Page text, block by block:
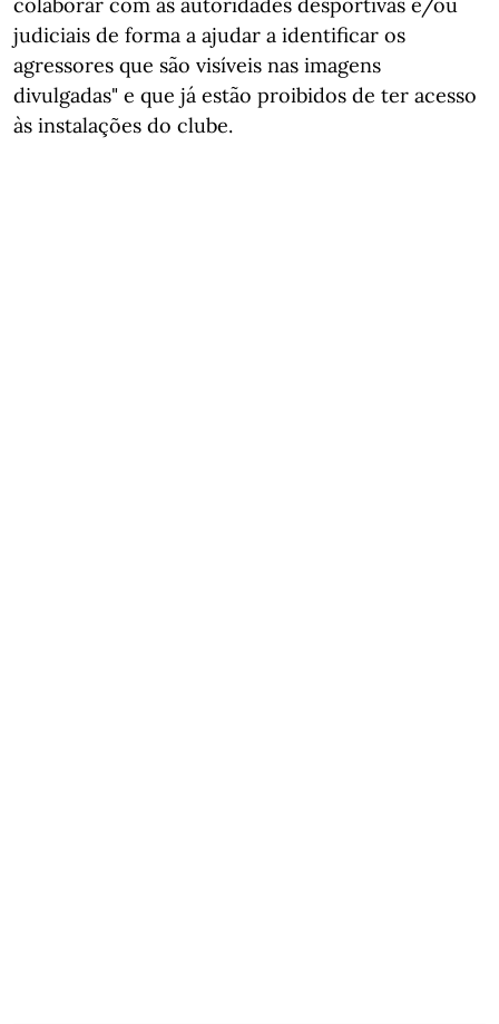
judiciais de forma a ajudar a identificar os
agressores que são visíveis nas imagens
divulgadas" e que já estão proibidos de ter acesso
às instalações do clube.